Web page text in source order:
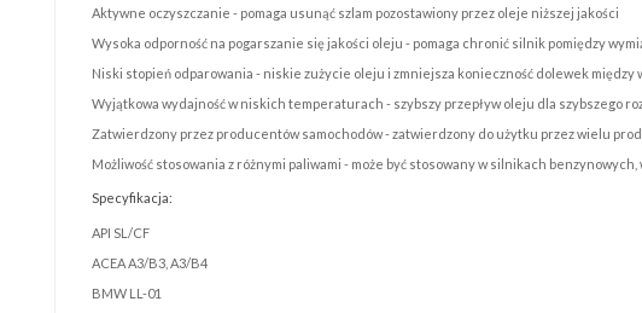
Aktywne oczyszczanie - pomaga usunąć szlam pozostawiony przez oleje niższej jakości
Wysoka odporność na pogarszanie się jakości oleju - pomaga chronić silnik pomiędzy
Niski stopień odparowania - niskie zużycie oleju i zmniejsza konieczność dolewek między
Wyjątkowa wydajność w niskich temperaturach - szybszy przepływ oleju dla szybszego
Zatwierdzony przez producentów samochodów - zatwierdzony do użytku przez wielu
Możliwość stosowania z różnymi paliwami - może być stosowany w silnikach
Specyfikacja:
API SL/CF
ACEA A3/B3, A3/B4
BMW LL-01